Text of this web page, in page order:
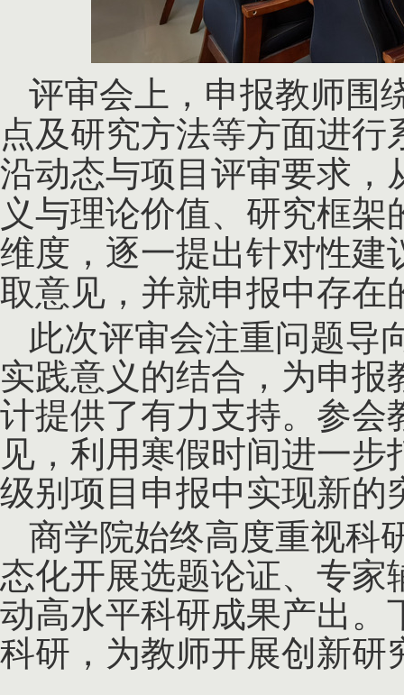
评审会上，申报教师围
点及研究方法等方面进
沿动态与项目评审要求，
义与理论价值、研究框
维度，逐一提出针对性建
取意见，并就申报中存在
此次评审会注重问题导
实践意义的结合，为申
计提供了有力支持。参会
见，利用寒假时间进一
级别项目申报中实现新的
商学院始终高度重视科
态化开展选题论证、专
动高水平科研成果产出。
科研，为教师开展创新研